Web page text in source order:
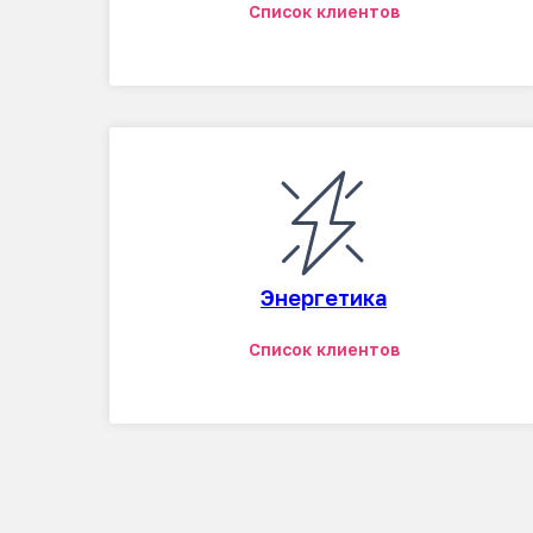
Список клиентов
Энергетика
Список клиентов